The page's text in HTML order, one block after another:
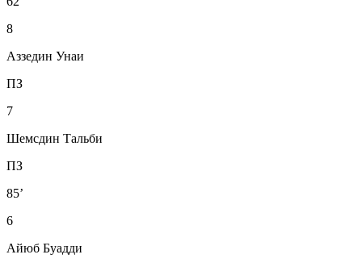
8
Аззедин Унаи
ПЗ
7
Шемсдин Тальби
ПЗ
85’
6
Айюб Буадди